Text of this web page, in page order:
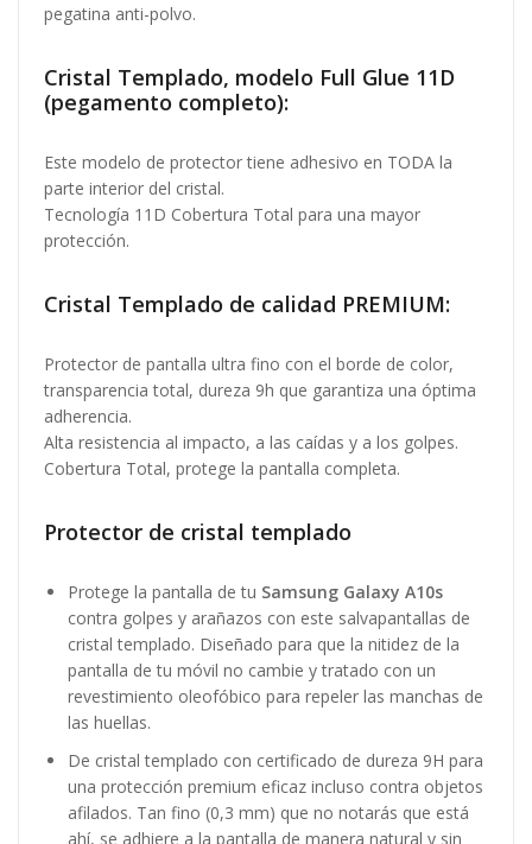
pegatina anti-polvo.
Cristal Templado, modelo Full Glue 11D
(pegamento completo):
Este modelo de protector tiene adhesivo en TODA la
parte interior del cristal.
Tecnología 11D Cobertura Total para una mayor
protección.
Cristal Templado de calidad PREMIUM:
Protector de pantalla ultra fino con el borde de color,
transparencia total, dureza 9h que garantiza una óptima
adherencia.
Alta resistencia al impacto, a las caídas y a los golpes.
Cobertura Total, protege la pantalla completa.
Protector de cristal templado
Protege la pantalla de tu Samsung Galaxy A10s
contra golpes y arañazos con este salvapantallas de
cristal templado. Diseñado para que la nitidez de la
pantalla de tu móvil no cambie y tratado con un
revestimiento oleofóbico para repeler las manchas de
las huellas.
De cristal templado con certificado de dureza 9H para
una protección premium eficaz incluso contra objetos
afilados. Tan fino (0,3 mm) que no notarás que está
ahí, se adhiere a la pantalla de manera natural y sin